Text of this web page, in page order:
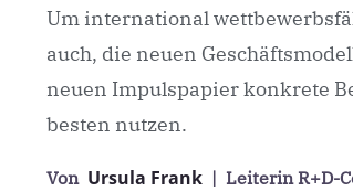
Um international
auch, die neuen
neuen Impulspapier konkrete
besten nutzen.
Von Ursula Frank | Leiterin R+D-